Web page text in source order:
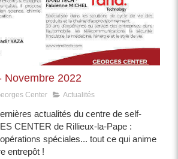
Novembre 2022
Center Actualités
actualités du centre de self-
CENTER de Rillieux-la-Pape :
spéciales... tout ce qui anime
entrepôt !